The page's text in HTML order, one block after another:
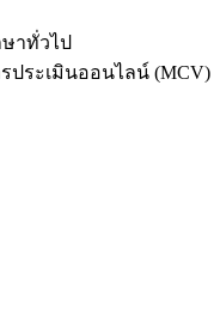
าทั่วไป
ประเมินออนไลน์ (MCV)